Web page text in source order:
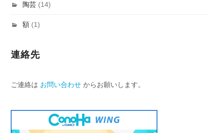
陶芸 (14)
額 (1)
連絡先
ご連絡は お問い合わせ からお願いします。